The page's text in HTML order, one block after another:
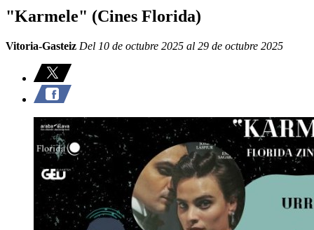
"Karmele" (Cines Florida)
Vitoria-Gasteiz Del 10 de octubre 2025 al 29 de octubre 2025